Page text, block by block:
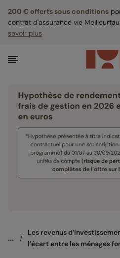
200 € offerts sous conditions
contrat d'assurance vie
savoir plus
... /
Les revenus
l’écart entre les ménages